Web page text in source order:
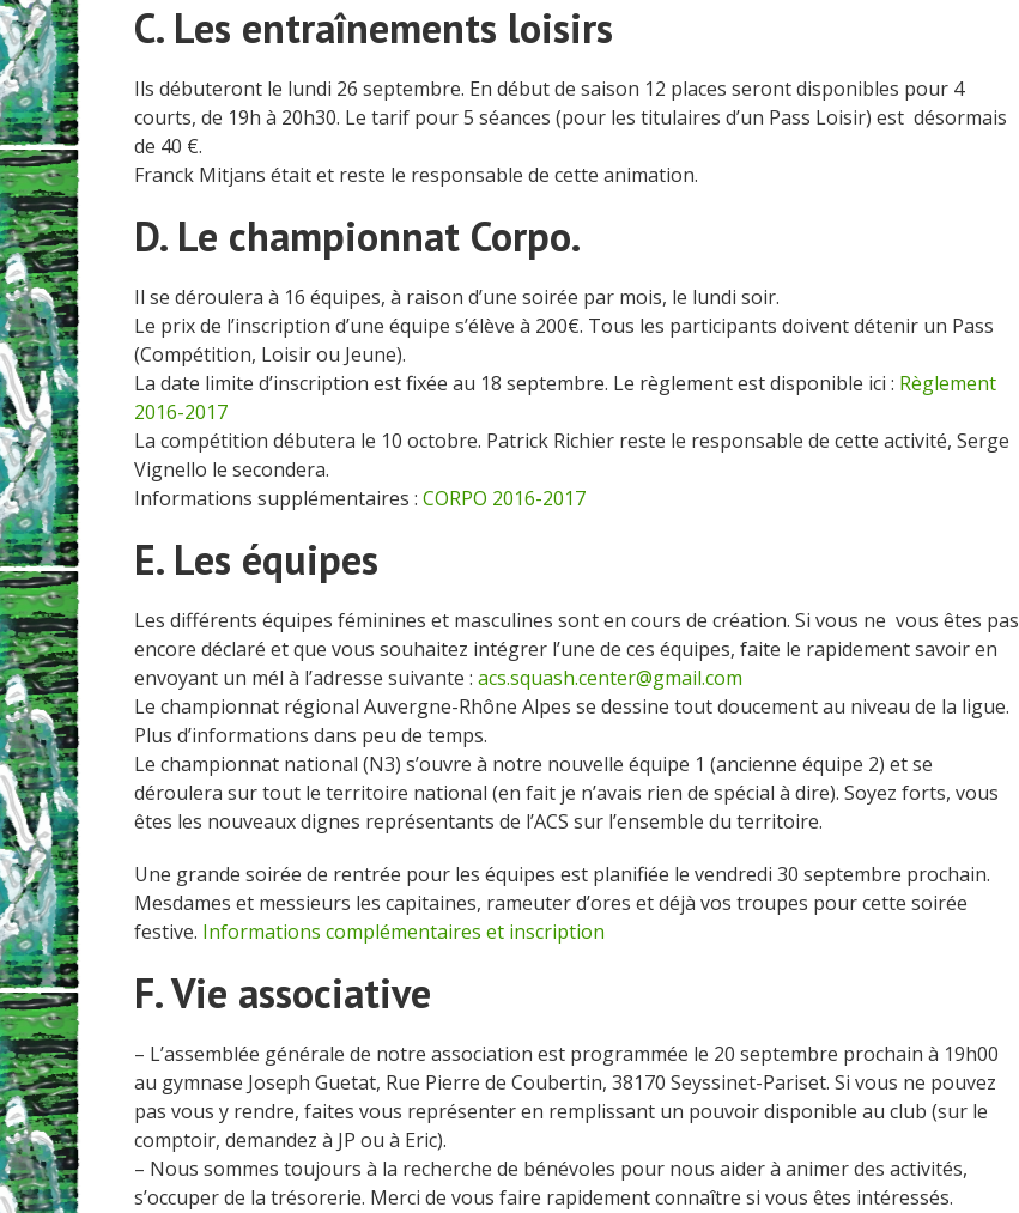
C. Les entraînements loisirs
Ils débuteront le lundi 26 septembre. En début de saison 12 places seront disponibles pour 4
courts, de 19h à 20h30. Le tarif pour 5 séances (pour les titulaires d’un Pass Loisir) est désormais
de 40 €.
Franck Mitjans était et reste le responsable de cette animation.
D. Le championnat Corpo.
Il se déroulera à 16 équipes, à raison d’une soirée par mois, le lundi soir.
Le prix de l’inscription d’une équipe s’élève à 200€. Tous les participants doivent détenir un Pass
(Compétition, Loisir ou Jeune).
La date limite d’inscription est fixée au 18 septembre. Le règlement est disponible ici : Règlement
2016-2017
La compétition débutera le 10 octobre. Patrick Richier reste le responsable de cette activité, Serge
Vignello le secondera.
Informations supplémentaires : CORPO 2016-2017
E. Les équipes
Les différents équipes féminines et masculines sont en cours de création. Si vous ne vous êtes pas
encore déclaré et que vous souhaitez intégrer l’une de ces équipes, faite le rapidement savoir en
envoyant un mél à l’adresse suivante : acs.squash.center@gmail.com
Le championnat régional Auvergne-Rhône Alpes se dessine tout doucement au niveau de la ligue.
Plus d’informations dans peu de temps.
Le championnat national (N3) s’ouvre à notre nouvelle équipe 1 (ancienne équipe 2) et se
déroulera sur tout le territoire national (en fait je n’avais rien de spécial à dire). Soyez forts, vous
êtes les nouveaux dignes représentants de l’ACS sur l’ensemble du territoire.
Une grande soirée de rentrée pour les équipes est planifiée le vendredi 30 septembre prochain.
Mesdames et messieurs les capitaines, rameuter d’ores et déjà vos troupes pour cette soirée
festive. Informations complémentaires et inscription
F. Vie associative
– L’assemblée générale de notre association est programmée le 20 septembre prochain à 19h00
au gymnase Joseph Guetat, Rue Pierre de Coubertin, 38170 Seyssinet-Pariset. Si vous ne pouvez
pas vous y rendre, faites vous représenter en remplissant un pouvoir disponible au club (sur le
comptoir, demandez à JP ou à Eric).
– Nous sommes toujours à la recherche de bénévoles pour nous aider à animer des activités,
s’occuper de la trésorerie. Merci de vous faire rapidement connaître si vous êtes intéressés.